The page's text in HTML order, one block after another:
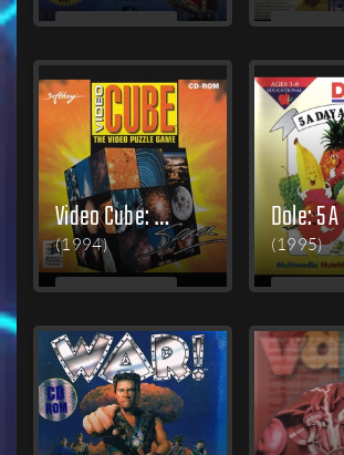
MEHR MEHR
Video Cube: Space
(1994)
MEHR
(1995)
MEHR